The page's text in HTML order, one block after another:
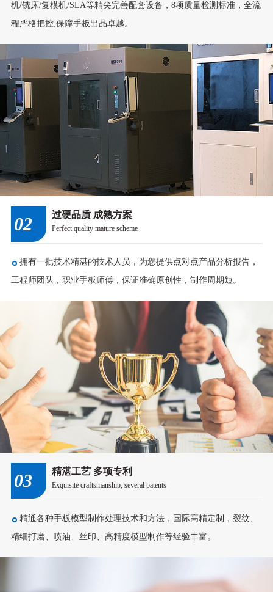
机/铣床/复模机/SLA等精尖完善配套设备，8项质量检测标准，全流
程严格把控,保障手板出品卓越。
02 过硬品质 成熟方案
Perfect quality mature scheme
拥有一批技术精湛的技术人员，为您提供点对点产品分析报告，
工程师团队，职业手板师傅，保证准确原创性，制作周期短。
03 精湛工艺 多项专利
Exquisite craftsmanship, several patents
精通各种手板模型制作处理技术和方法，国际高精定制，裂纹、
精细打磨、喷油、丝印、高精度模型制作等经验丰富。